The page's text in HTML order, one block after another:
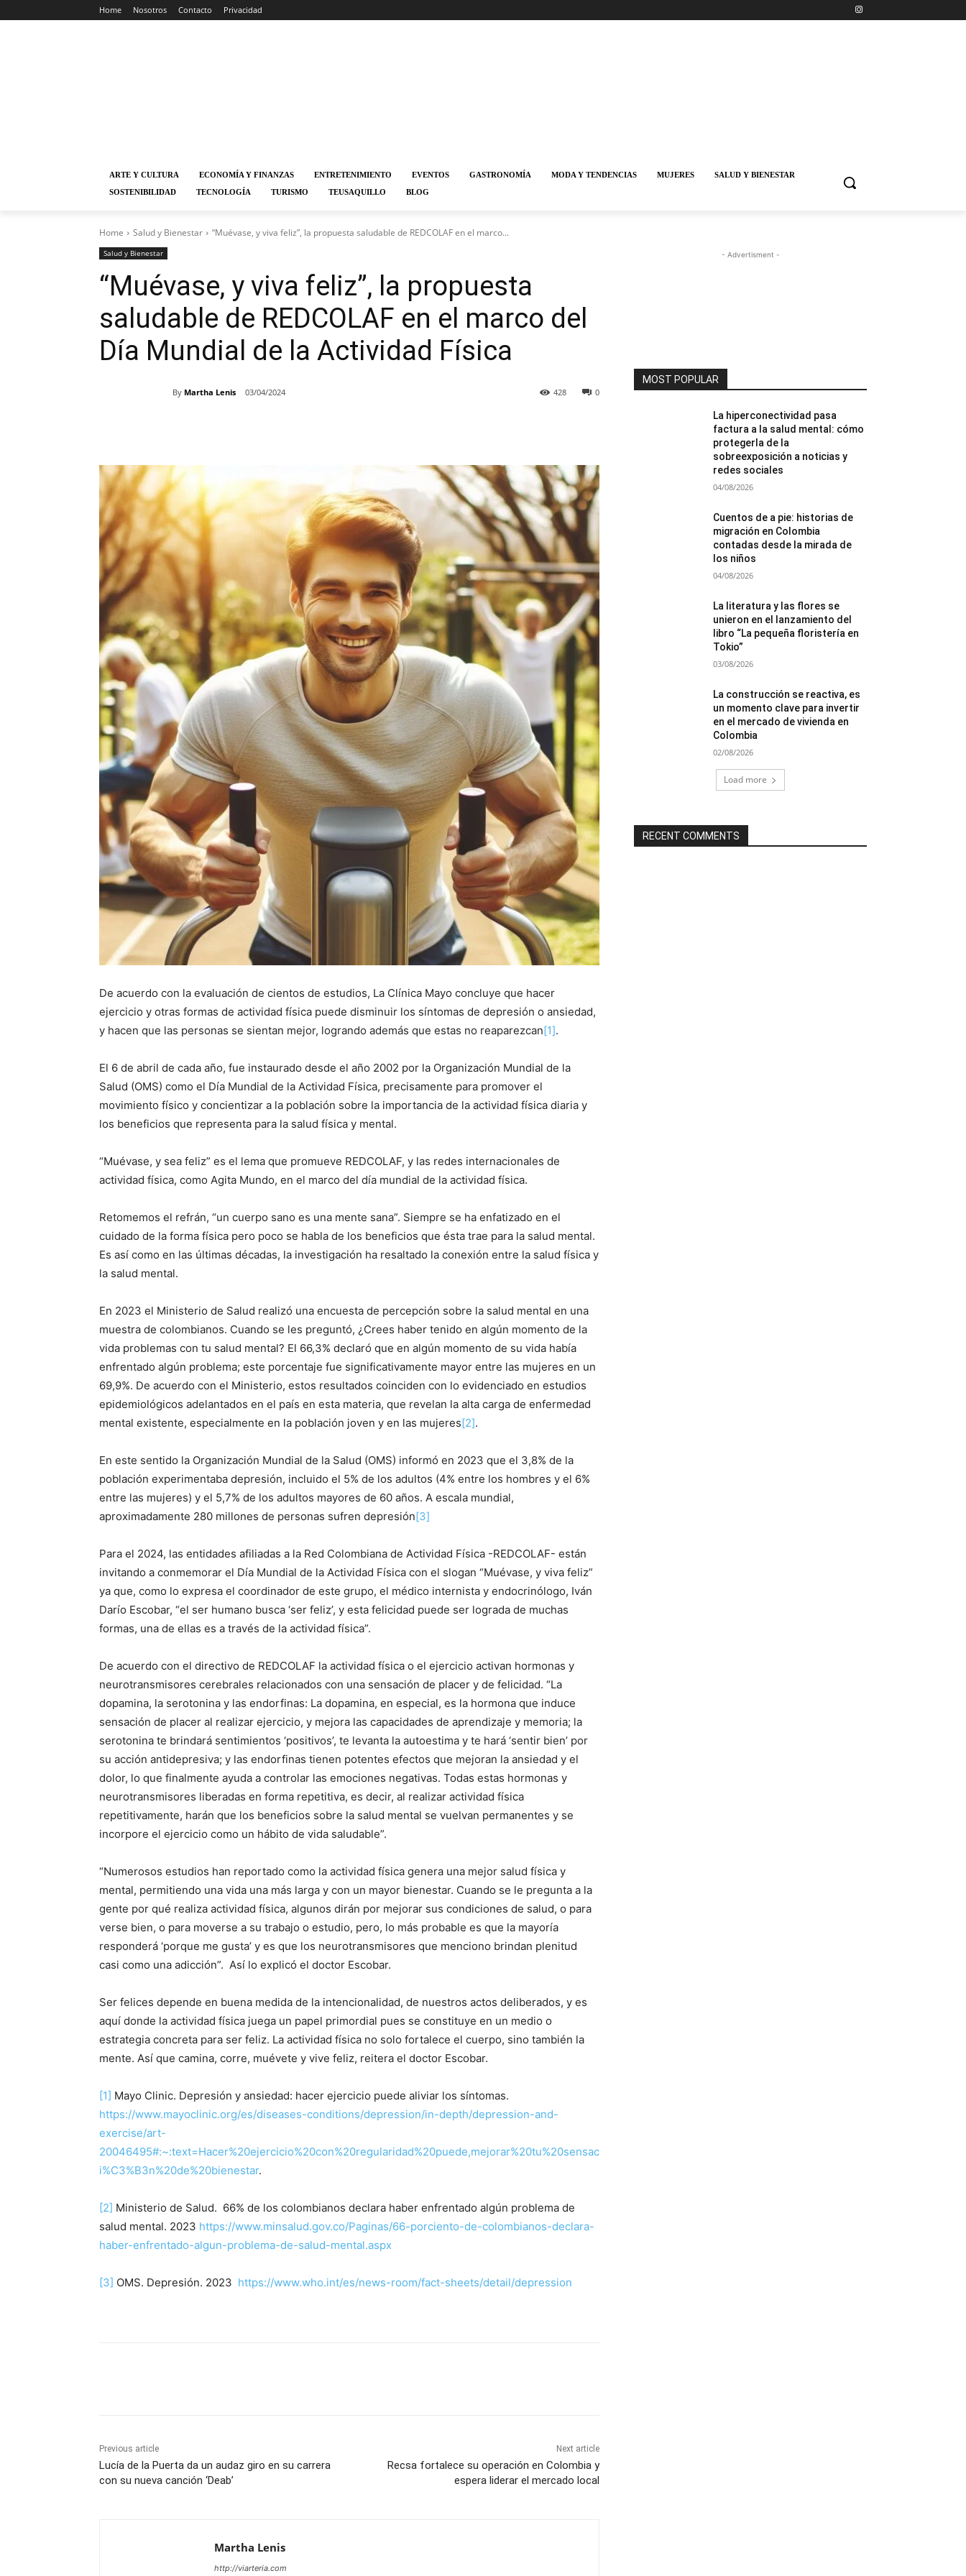
Home Nosotros Contacto Privacidad
ARTE Y CULTURA ECONOMÍA Y FINANZAS ENTRETENIMIENTO EVENTOS GASTRONOMÍA MODA Y TENDENCIAS MUJERES
SALUD Y BIENESTAR
SOSTENIBILIDAD
TECNOLOGÍA TURISMO TEUSAQUILLO BLOG
Home Salud y Bienestar “Muévase, y viva feliz”, la propuesta saludable de REDCOLAF en el marco...
Salud y Bienestar
“Muévase, y viva feliz”, la propuesta
saludable de REDCOLAF en el marco del
Día Mundial de la Actividad Física
By Martha Lenis 03/04/2024 0
428
De acuerdo con la evaluación de cientos de estudios, La Clínica Mayo concluye que hacer
ejercicio y otras formas de actividad física puede disminuir los síntomas de depresión o ansiedad,
y hacen que las personas se sientan mejor, logrando además que estas no reaparezcan[1].
El 6 de abril de cada año, fue instaurado desde el año 2002 por la Organización Mundial de la
Salud (OMS) como el Día Mundial de la Actividad Física, precisamente para promover el
movimiento físico y concientizar a la población sobre la importancia de la actividad física diaria y
los beneficios que representa para la salud física y mental.
“Muévase, y sea feliz” es el lema que promueve REDCOLAF, y las redes internacionales de
actividad física, como Agita Mundo, en el marco del día mundial de la actividad física.
Retomemos el refrán, “un cuerpo sano es una mente sana”. Siempre se ha enfatizado en el
cuidado de la forma física pero poco se habla de los beneficios que ésta trae para la salud mental.
Es así como en las últimas décadas, la investigación ha resaltado la conexión entre la salud física y
la salud mental.
En 2023 el Ministerio de Salud realizó una encuesta de percepción sobre la salud mental en una
muestra de colombianos. Cuando se les preguntó, ¿Crees haber tenido en algún momento de la
vida problemas con tu salud mental? El 66,3% declaró que en algún momento de su vida había
enfrentado algún problema; este porcentaje fue significativamente mayor entre las mujeres en un
69,9%. De acuerdo con el Ministerio, estos resultados coinciden con lo evidenciado en estudios
epidemiológicos adelantados en el país en esta materia, que revelan la alta carga de enfermedad
mental existente, especialmente en la población joven y en las mujeres[2].
En este sentido la Organización Mundial de la Salud (OMS) informó en 2023 que el 3,8% de la
población experimentaba depresión, incluido el 5% de los adultos (4% entre los hombres y el 6%
entre las mujeres) y el 5,7% de los adultos mayores de 60 años. A escala mundial,
aproximadamente 280 millones de personas sufren depresión[3]
Para el 2024, las entidades afiliadas a la Red Colombiana de Actividad Física -REDCOLAF- están
invitando a conmemorar el Día Mundial de la Actividad Física con el slogan “Muévase, y viva feliz”
ya que, como lo expresa el coordinador de este grupo, el médico internista y endocrinólogo, Iván
Darío Escobar, “el ser humano busca ‘ser feliz’, y esta felicidad puede ser lograda de muchas
formas, una de ellas es a través de la actividad física”.
De acuerdo con el directivo de REDCOLAF la actividad física o el ejercicio activan hormonas y
neurotransmisores cerebrales relacionados con una sensación de placer y de felicidad. “La
dopamina, la serotonina y las endorfinas: La dopamina, en especial, es la hormona que induce
sensación de placer al realizar ejercicio, y mejora las capacidades de aprendizaje y memoria; la
serotonina te brindará sentimientos ‘positivos’, te levanta la autoestima y te hará ‘sentir bien’ por
su acción antidepresiva; y las endorfinas tienen potentes efectos que mejoran la ansiedad y el
dolor, lo que finalmente ayuda a controlar las emociones negativas. Todas estas hormonas y
neurotransmisores liberadas en forma repetitiva, es decir, al realizar actividad física
repetitivamente, harán que los beneficios sobre la salud mental se vuelvan permanentes y se
incorpore el ejercicio como un hábito de vida saludable”.
“Numerosos estudios han reportado como la actividad física genera una mejor salud física y
mental, permitiendo una vida una más larga y con un mayor bienestar. Cuando se le pregunta a la
gente por qué realiza actividad física, algunos dirán por mejorar sus condiciones de salud, o para
verse bien, o para moverse a su trabajo o estudio, pero, lo más probable es que la mayoría
responderá ‘porque me gusta’ y es que los neurotransmisores que menciono brindan plenitud
casi como una adicción”. Así lo explicó el doctor Escobar.
Ser felices depende en buena medida de la intencionalidad, de nuestros actos deliberados, y es
aquí donde la actividad física juega un papel primordial pues se constituye en un medio o
estrategia concreta para ser feliz. La actividad física no solo fortalece el cuerpo, sino también la
mente. Así que camina, corre, muévete y vive feliz, reitera el doctor Escobar.
[1] Mayo Clinic. Depresión y ansiedad: hacer ejercicio puede aliviar los síntomas.
https://www.mayoclinic.org/es/diseases-conditions/depression/in-depth/depression-and-
exercise/art-
20046495#:~:text=Hacer%20ejercicio%20con%20regularidad%20puede,mejorar%20tu%20sensac
i%C3%B3n%20de%20bienestar.
[2] Ministerio de Salud. 66% de los colombianos declara haber enfrentado algún problema de
salud mental. 2023 https://www.minsalud.gov.co/Paginas/66-porciento-de-colombianos-declara-
haber-enfrentado-algun-problema-de-salud-mental.aspx
[3] OMS. Depresión. 2023 https://www.who.int/es/news-room/fact-sheets/detail/depression
Previous article
Lucía de la Puerta da un audaz giro en su carrera
con su nueva canción ‘Deab’
Next article
Recsa fortalece su operación en Colombia y
espera liderar el mercado local
Martha Lenis
http://viarteria.com
- Advertisment -
MOST POPULAR
La hiperconectividad pasa
factura a la salud mental: cómo
protegerla de la
sobreexposición a noticias y
redes sociales
04/08/2026
Cuentos de a pie: historias de
migración en Colombia
contadas desde la mirada de
los niños
04/08/2026
La literatura y las flores se
unieron en el lanzamiento del
libro “La pequeña floristería en
Tokio”
03/08/2026
La construcción se reactiva, es
un momento clave para invertir
en el mercado de vivienda en
Colombia
02/08/2026
Load more
RECENT COMMENTS